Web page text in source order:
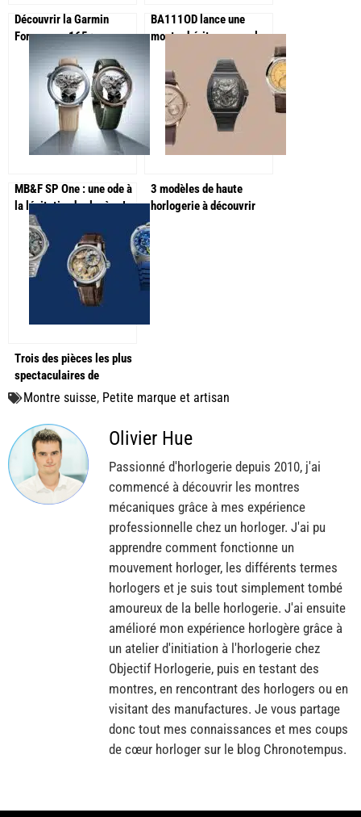
Découvrir la Garmin
Forerunner 165 :
performance au poignet
BA111OD lance une
montre héritage avec la
Legacy Special Edition
MB&F SP One : une ode à
la lévitation horlogère !
3 modèles de haute
horlogerie à découvrir
Trois des pièces les plus
spectaculaires de
Geneva Watch Days
Montre suisse, Petite marque et artisan
Olivier Hue
Passionné d'horlogerie depuis 2010, j'ai
commencé à découvrir les montres
mécaniques grâce à mes expérience
professionnelle chez un horloger. J'ai pu
apprendre comment fonctionne un
mouvement horloger, les différents termes
horlogers et je suis tout simplement tombé
amoureux de la belle horlogerie. J'ai ensuite
amélioré mon expérience horlogère grâce à
un atelier d'initiation à l'horlogerie chez
Objectif Horlogerie, puis en testant des
montres, en rencontrant des horlogers ou en
visitant des manufactures. Je vous partage
donc tout mes connaissances et mes coups
de cœur horloger sur le blog Chronotempus.